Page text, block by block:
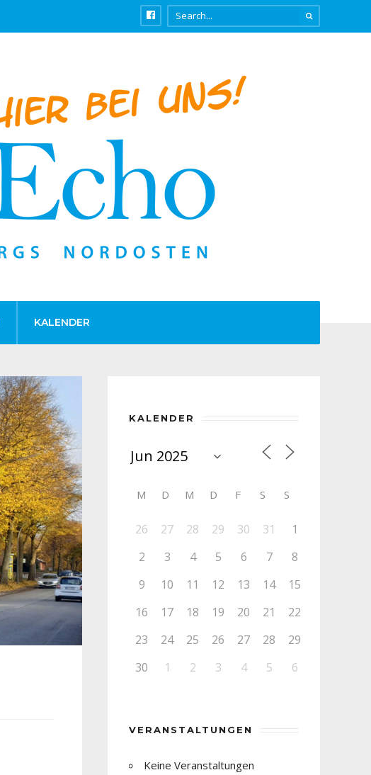
KALENDER
KALENDER
M D M D F S S
26 27 28 29 30 31
1
2
3 4 5 6 7
8
9
10 11 12 13 14
15
16
17 18 19 20 21
22
23
24 25 26 27 28
29
30
1 2 3 4 5 6
VERANSTALTUNGEN
Keine Veranstaltungen